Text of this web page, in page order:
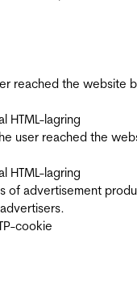
reached the website
HTML-lagring
user reached the
HTML-lagring
of advertisement
cookie